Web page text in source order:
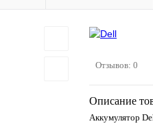
Отзывов: 0
Описание
Аккумулятор